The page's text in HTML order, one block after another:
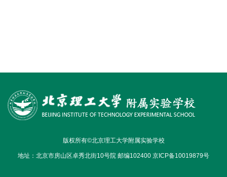
版权所有©北京理工大学附属实验学校
地址：北京市房山区卓秀北街10号院 邮编102400 京ICP备10019879号